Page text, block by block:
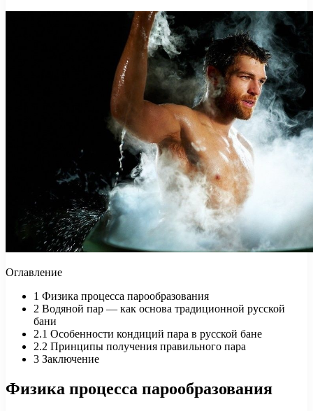
Оглавление
1 Физика процесса парообразования
2 Водяной пар — как основа традиционной русской
бани
2.1 Особенности кондиций пара в русской бане
2.2 Принципы получения правильного пара
3 Заключение
Физика процесса парообразования